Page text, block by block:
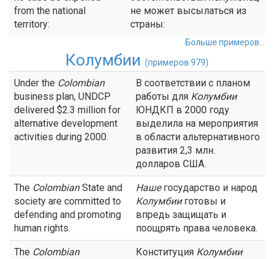
from the national
territory:
не может высылаться из
страны:
Больше примеров...
Колумбии (примеров 979)
Under the Colombian
business plan, UNDCP
delivered $2.3 million for
alternative development
activities during 2000.
В соответствии с планом
работы для Колумбии
ЮНДКП в 2000 году
выделила на мероприятия
в области альтернативного
развития 2,3 млн.
долларов США.
The ColombianState and
society are committed to
defending and promoting
human rights.
Нашегосударство и народ
Колумбииготовы и
впредь защищать и
поощрять права человека.
The Colombian
Конституция Колумбии